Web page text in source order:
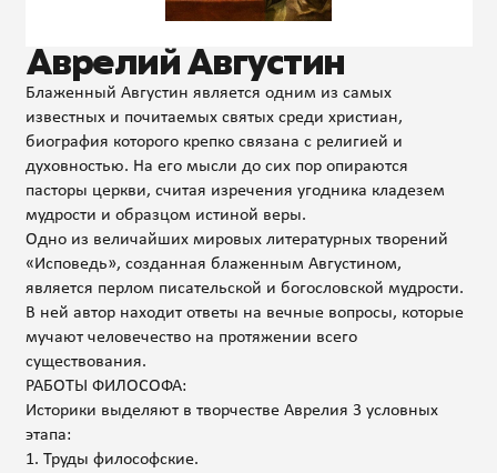
Аврелий Августин
Блаженный Августин является одним из самых
известных и почитаемых святых среди христиан,
биография которого крепко связана с религией и
духовностью. На его мысли до сих пор опираются
пасторы церкви, считая изречения угодника кладезем
мудрости и образцом истиной веры.
Одно из величайших мировых литературных творений
«Исповедь», созданная блаженным Августином,
является перлом писательской и богословской мудрости.
В ней автор находит ответы на вечные вопросы, которые
мучают человечество на протяжении всего
существования.
РАБОТЫ ФИЛОСОФА:
Историки выделяют в творчестве Аврелия 3 условных
этапа:
1. Труды философские.